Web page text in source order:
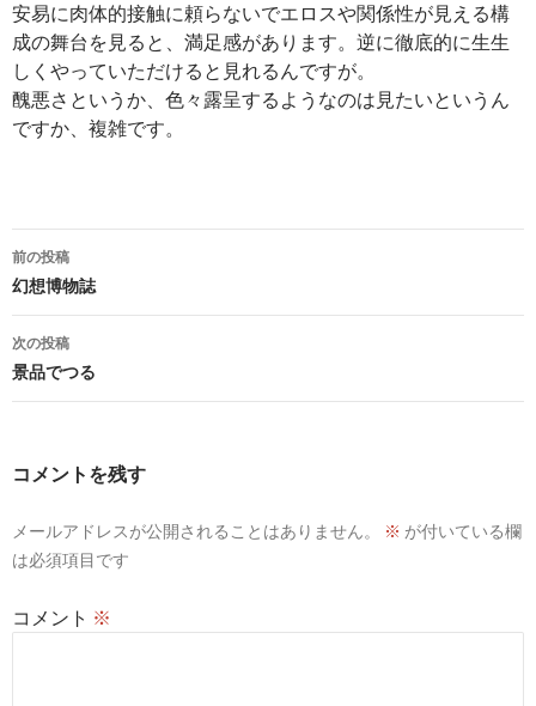
安易に肉体的接触に頼らないでエロスや関係性が見える構
成の舞台を見ると、満足感があります。逆に徹底的に生生
しくやっていただけると見れるんですが。
醜悪さというか、色々露呈するようなのは見たいというん
ですか、複雑です。
投
稿
ナ
ビ
ョ
前の投稿
幻想博物誌
次の投稿
景品でつる
コメントを残す
メールアドレスが公開されることはありません。 ※ が付いている欄
は必須項目です
コメント ※